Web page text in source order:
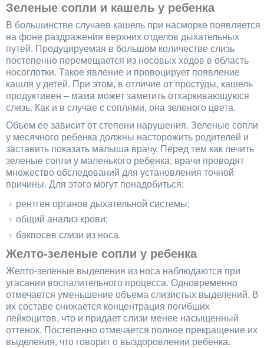
Зеленые сопли и кашель у ребенка
В большинстве случаев кашель при насморке появляется
на фоне раздражения верхних отделов дыхательных
путей. Продуцируемая в большом количестве слизь
постепенно перемещается из носовых ходов в область
носоглотки. Такое явление и провоцирует появление
кашля у детей. При этом, в отличие от простуды, кашель
продуктивен – мама может заметить отхаркивающуюся
слизь. Как и в случае с соплями, она зеленого цвета.
Объем ее зависит от степени нарушения. Зеленые сопли
у месячного ребенка должны насторожить родителей и
заставить показать малыша врачу. Перед тем как лечить
зеленые сопли у маленького ребенка, врачи проводят
множество обследований для установления точной
причины. Для этого могут понадобиться:
рентген органов дыхательной системы;
общий анализ крови;
бакпосев слизи из носа.
Желто-зеленые сопли у ребенка
Желто-зеленые выделения из носа наблюдаются при
угасании воспалительного процесса. Одновременно
отмечается уменьшение объема слизистых выделений. В
их составе снижается концентрация погибших
лейкоцитов, что и придает слизи менее насыщенный
оттенок. Постепенно отмечается полное прекращение их
выделения, что говорит о выздоровлении ребенка.